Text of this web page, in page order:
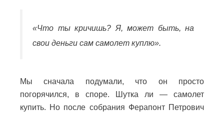
«Что ты кричишь? Я, может быть, на
свои деньги сам самолет куплю».
Мы сначала подумали, что он просто
погорячился, в споре. Шутка ли — самолет
купить. Но после собрания Ферапонт Петрович